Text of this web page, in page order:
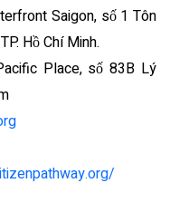
Saigon, số 1 Tôn
Hồ Chí Minh.
Place, số 83B Lý